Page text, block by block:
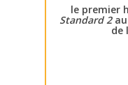
le premier
Standard 2au
de